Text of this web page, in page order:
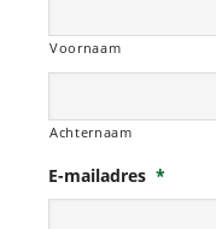
Voornaam
Achternaam
E-mailadres *